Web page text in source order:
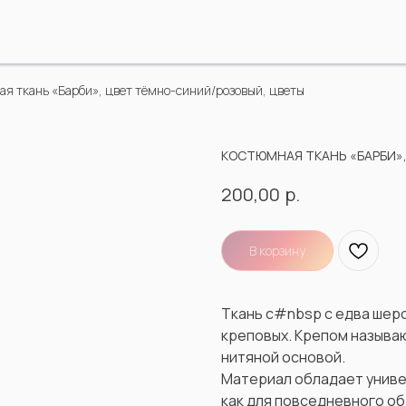
ткань «Барби», цвет тёмно-синий/розовый, цветы
КОСТЮМНАЯ ТКАНЬ
200,00 р.
В корзину
Ткань с#nbsp с едва
креповых. Крепом
нитяной основой.
Материал обладает
как для повседневного